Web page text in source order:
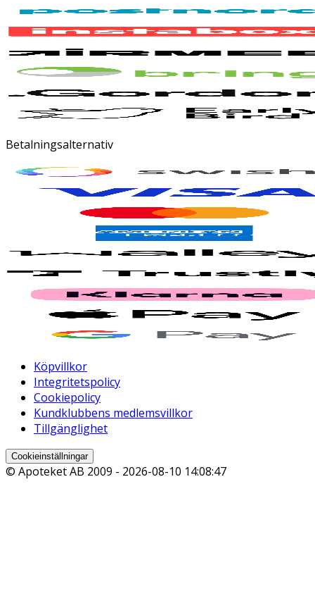
Betalningsalternativ
Köpvillkor
Integritetspolicy
Cookiepolicy
Kundklubbens medlemsvillkor
Tillgänglighet
Cookieinställningar
© Apoteket AB 2009 - 2026-08-10 14:08:47